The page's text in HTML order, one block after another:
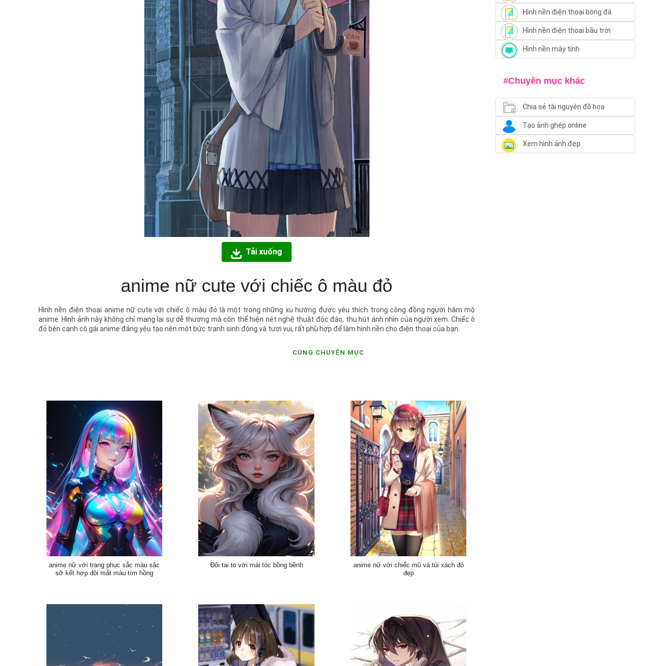
Tải xuống
anime nữ cute với chiếc ô màu đỏ
Hình nền điện thoại anime nữ cute với chiếc ô màu đỏ là một trong những xu hướng được yêu thích trong cộng đồng người hâm mộ
anime. Hình ảnh này không chỉ mang lại sự dễ thương mà còn thể hiện nét nghệ thuật độc đáo, thu hút ánh nhìn của người xem. Chiếc ô
đỏ bên cạnh cô gái anime đáng yêu tạo nên một bức tranh sinh động và tươi vui, rất phù hợp để làm hình nền cho điện thoại của bạn.
CÙNG CHUYÊN MỤC
anime nữ với trang phục sắc màu sặc
sỡ kết hợp đôi mắt màu tím hồng
Đôi tai to với mái tóc bồng bềnh
anime nữ với chiếc mũ và túi xách đỏ
đẹp
Hình nền điện thoại bóng đá
Hình nền điện thoại bầu trời
Hình nền máy tính
#Chuyên mục khác
Chia sẻ tài nguyên đồ họa
Tạo ảnh ghép online
Xem hình ảnh đẹp